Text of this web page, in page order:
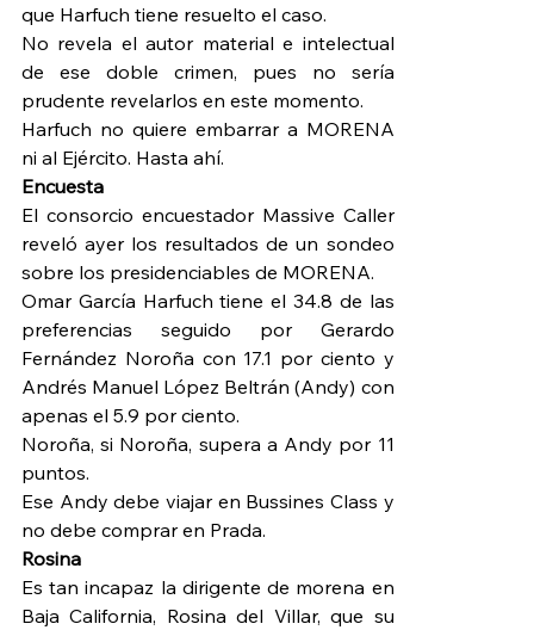
que Harfuch tiene resuelto el caso.
No revela el autor material e intelectual
de ese doble crimen, pues no sería
prudente revelarlos en este momento.
Harfuch no quiere embarrar a MORENA
ni al Ejército. Hasta ahí.
Encuesta
El consorcio encuestador Massive Caller
reveló ayer los resultados de un sondeo
sobre los presidenciables de MORENA.
Omar García Harfuch tiene el 34.8 de las
preferencias seguido por Gerardo
Fernández Noroña con 17.1 por ciento y
Andrés Manuel López Beltrán (Andy) con
apenas el 5.9 por ciento.
Noroña, si Noroña, supera a Andy por 11
puntos.
Ese Andy debe viajar en Bussines Class y
no debe comprar en Prada.
Rosina
Es tan incapaz la dirigente de morena en
Baja California, Rosina del Villar, que su